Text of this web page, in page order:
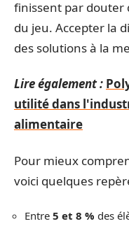
finissent par douter
du jeu. Accepter la
des solutions à la
Lire également :
utilité dans
alimentaire
Pour mieux
voici quelques
Entre 5 et 8 % des